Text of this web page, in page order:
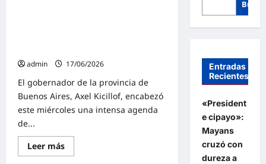
admin
17/06/2026
El gobernador de la provincia de
Buenos Aires, Axel Kicillof, encabezó
este miércoles una intensa agenda
de...
Leer másLee
más
Entradas
Recientes
«President
e cipayo»:
Mayans
cruzó con
dureza a